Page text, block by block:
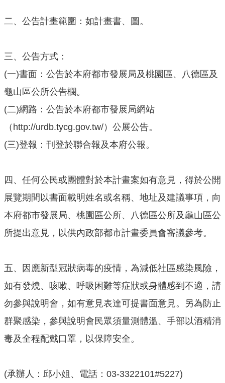
專
都
畫
回
首
頁
導
覽
市
政
E
n
i
s
桃
園
二、公告計畫範圍：如計畫書、圖。
三、公告方式：
(一)書面：公告於本府都市發展局及桃園區、八德區及
龜山區公所公告欄。
(二)網路：公告於本府都市發展局網站
（http://urdb.tycg.gov.tw/）公展公告。
(三)登報：刊登於聯合報及本府公報。
四、任何公民或團體對於本計畫案如有意見，得於公開
展覽期間以書面載明姓名或名稱、地址及建議事項，向
本府都市發展局、桃園區公所、八德區公所及龜山區公
所提出意見，以供內政部都市計畫委員會審議參考。
五、因應新型冠狀病毒的疫情，為減低社區感染風險，
如有發燒、咳嗽、呼吸困難等症狀或身體感到不適，請
勿參與說明會，如有意見表達可提書面意見。另為防止
群聚感染，參與說明會民眾須量測體溫、手部以酒精消
毒及全程配戴口罩，以保障安全。
(承辦人：邱小姐、電話：03-3322101#5227)